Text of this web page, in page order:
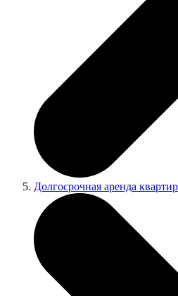
Долгосрочная аренда квартир